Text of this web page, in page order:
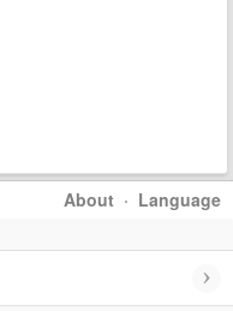
About · Language
›